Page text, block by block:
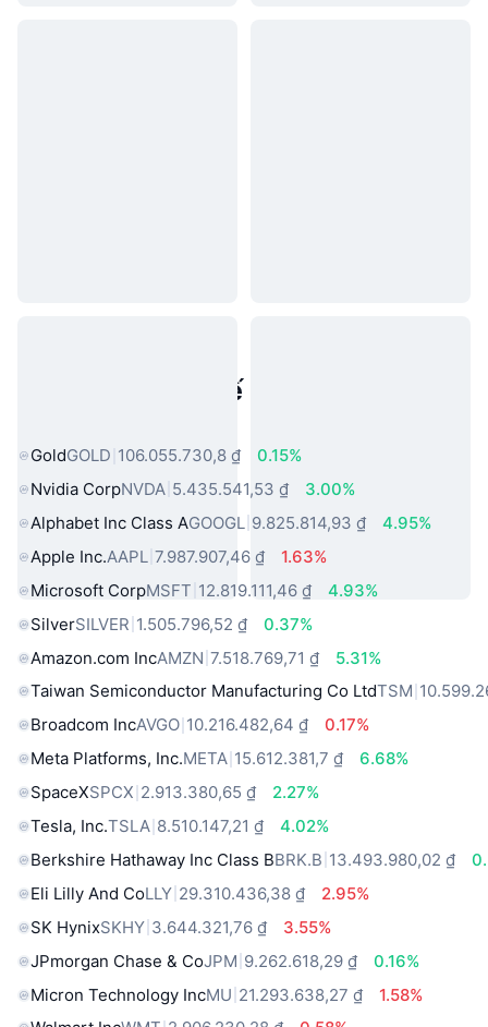
Tài sản trong thế giới thực phổ
GoldGOLD 106.055.730,8 ₫
0.15%
Nvidia CorpNVDA 5.435.541,53 ₫
3.00%
Alphabet Inc Class AGOOGL 9.825.814,93 ₫
4.95%
Apple Inc.AAPL 7.987.907,46 ₫
1.63%
Microsoft CorpMSFT 12.819.111,46 ₫
4.93%
SilverSILVER 1.505.796,52 ₫
0.37%
Amazon.com IncAMZN 7.518.769,71 ₫
5.31%
Taiwan Semiconductor Manufacturing Co LtdTSM
Broadcom IncAVGO 10.216.482,64 ₫
0.17%
Meta Platforms, Inc.META 15.612.381,7 ₫
6.68%
SpaceXSPCX 2.913.380,65 ₫
2.27%
Tesla, Inc.TSLA 8.510.147,21 ₫
4.02%
Berkshire Hathaway Inc Class BBRK.B 13.493.980,02 ₫
Eli Lilly And CoLLY 29.310.436,38 ₫
2.95%
SK HynixSKHY 3.644.321,76 ₫
3.55%
JPmorgan Chase & CoJPM 9.262.618,29 ₫
0.16%
Micron Technology IncMU 21.293.638,27 ₫
1.58%